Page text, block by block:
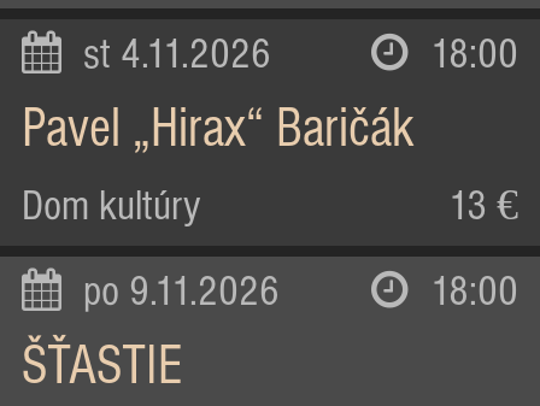
st 4.11.2026 18:00
Pavel „Hirax“ Baričák
Dom kultúry 13 €
po 9.11.2026 18:00
ŠŤASTIE